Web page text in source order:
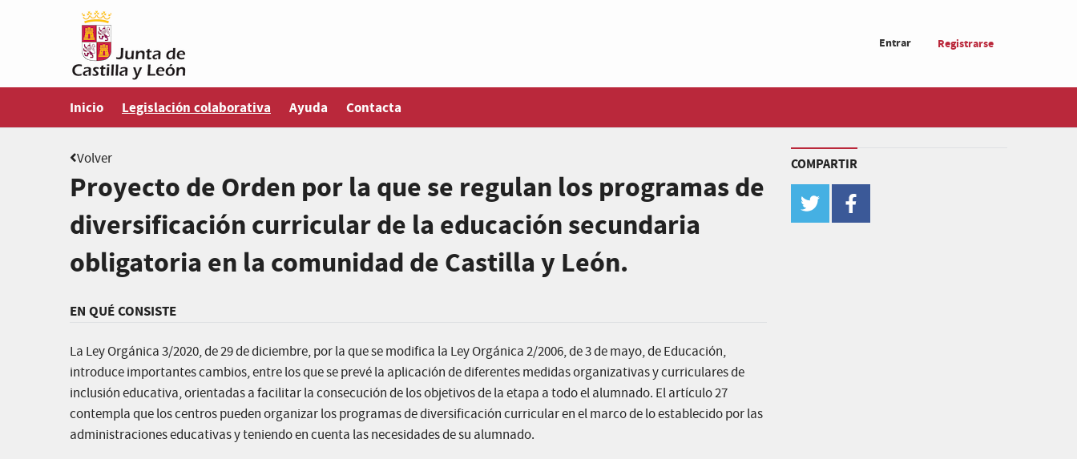
Entrar Registrarse
Inicio
Estás en
Legislación colaborativa Ayuda Contacta
Volver
Proyecto de Orden por la que se regulan los programas de
diversificación curricular de la educación secundaria
obligatoria en la comunidad de Castilla y León.
EN QUÉ CONSISTE
La Ley Orgánica 3/2020, de 29 de diciembre, por la que se modifica la Ley Orgánica 2/2006, de 3 de mayo, de Educación,
introduce importantes cambios, entre los que se prevé la aplicación de diferentes medidas organizativas y curriculares de
inclusión educativa, orientadas a facilitar la consecución de los objetivos de la etapa a todo el alumnado. El artículo 27
contempla que los centros pueden organizar los programas de diversificación curricular en el marco de lo establecido por las
administraciones educativas y teniendo en cuenta las necesidades de su alumnado.
COMPARTIR
twitter